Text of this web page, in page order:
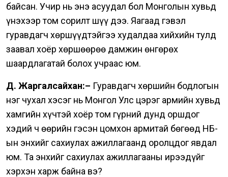
байсан. Учир нь энэ асуудал бол Монголын хувьд
үнэхээр том сорилт шүү дээ. Яагаад гэвэл
гуравдагч хөршүүдтэйгээ худалдаа хийхийн тулд
заавал хоёр хөршөөрөө дамжин өнгөрөх
шаардлагатай болох учраас юм.
Д. Жаргалсайхан:– Гуравдагч хөршийн бодлогын
нэг чухал хэсэг нь Монгол Улс цэрэг армийн хувьд
хамгийн хүчтэй хоёр том гүрний дунд оршдог
хэдий ч өөрийн гэсэн цомхон армитай бөгөөд НҮБ-
ын энхийг сахиулах ажиллагаанд оролцдог явдал
юм. Та энхийг сахиулах ажиллагааны ирээдүйг
хэрхэн харж байна вэ?